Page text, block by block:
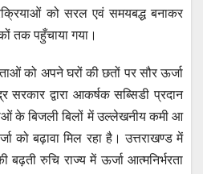
को सरल एवं समयबद्ध बनाकर
तक पहुँचाया गया।
को अपने घरों की छतों पर सौर ऊर्जा
द्वारा आकर्षक सब्सिडी प्रदान
के बिजली बिलों में उल्लेखनीय कमी आ
को बढ़ावा मिल रहा है। उत्तराखण्ड में
रुचि राज्य में ऊर्जा आत्मनिर्भरता